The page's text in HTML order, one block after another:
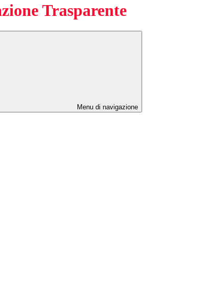
Trasparente
Menu di navigazione